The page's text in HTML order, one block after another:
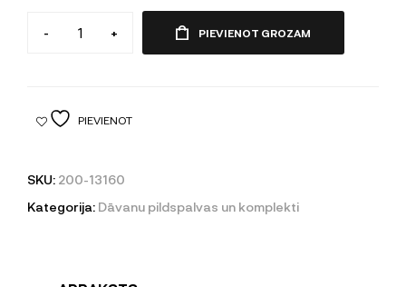
- + PIEVIENOT GROZAM
PIEVIENOT
SKU: 200-13160
Kategorija: Dāvanu pildspalvas un komplekti